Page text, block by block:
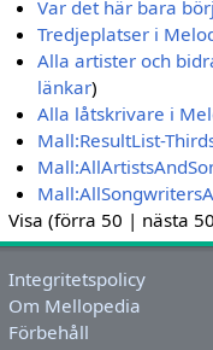
Var det här bara
Tredjeplatser i
Alla artister och
länkar)
Alla låtskrivare i
Mall:ResultList-
Visa (förra 50 | nästa 50
Integritetspolicy
Om Mellopedia
Förbehåll